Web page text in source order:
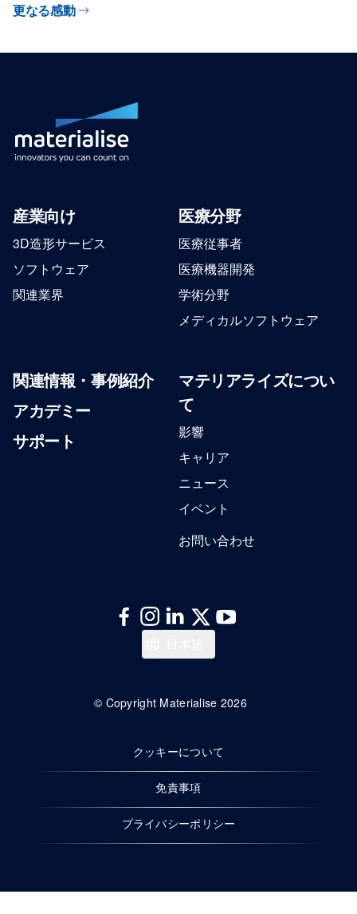
更なる感動
産業向け
3D造形サービス
ソフトウェア
関連業界
医療分野
医療従事者
医療機器開発
学術分野
メディカルソフトウェア
関連情報・事例紹介
アカデミー
サポート
マテリアライズについ
て
影響
キャリア
ニュース
イベント
お問い合わせ
© Copyright Materialise 2026
クッキーについて
免責事項
プライバシーポリシー